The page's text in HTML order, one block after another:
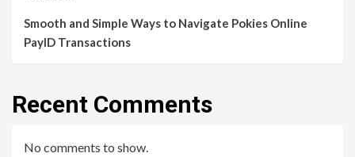
Smooth and Simple Ways to Navigate Pokies Online
PayID Transactions
Recent Comments
No comments to show.